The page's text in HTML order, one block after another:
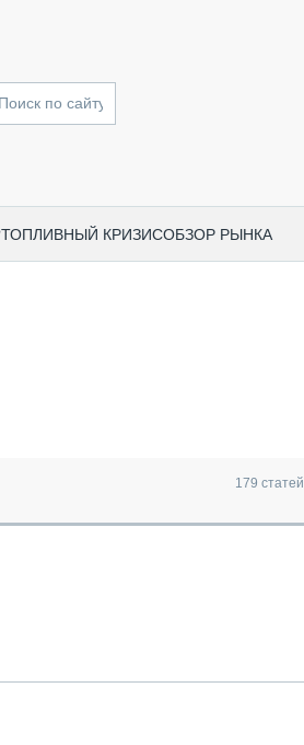
ТОПЛИВНЫЙ КРИЗИСОБЗОР РЫНКА
ПАССАЖИРСКИЙ ТРАНСПОРТ
АВТОМАТИЗАЦИЯ И ТЕХНОЛОГИИ
179 статей